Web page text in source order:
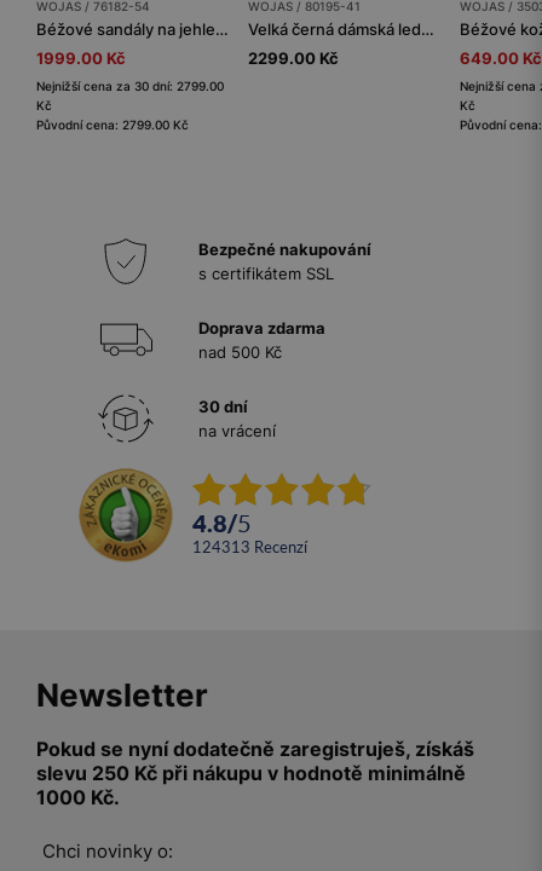
WOJAS / 76182-54
Béžové sandály na jehle s páskem kolem kotníku
1999.00 Kč
Nejnižší cena za 30 dní: 2799.00
Kč
Původní cena: 2799.00 Kč
WOJAS / 80195-41
Velká černá dámská ledvinka z lícové kůže
2299.00 Kč
WOJAS /
649.00 Kč
Nejnižší cena
Kč
Původní
Bezpečné nakupování
s certifikátem SSL
Doprava zdarma
nad 500 Kč
30 dní
na vrácení
4.8/5
124313 recenzí
Newsletter
Pokud se nyní dodatečně zaregistruješ, získáš
slevu 250 Kč při nákupu v hodnotě minimálně
1000 Kč.
Chci novinky o: